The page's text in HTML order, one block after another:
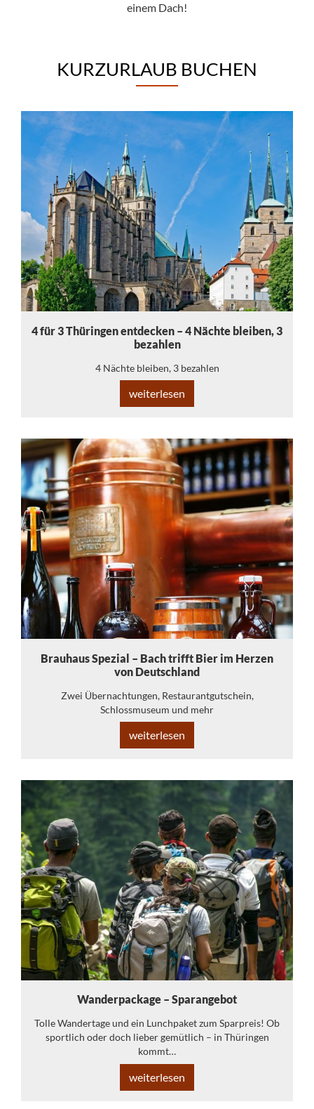
einem Dach!
KURZURLAUB BUCHEN
4 für 3 Thüringen entdecken – 4 Nächte bleiben, 3
bezahlen
4 Nächte bleiben, 3 bezahlen
weiterlesen
Brauhaus Spezial – Bach trifft Bier im Herzen
von Deutschland
Zwei Übernachtungen, Restaurantgutschein,
Schlossmuseum und mehr
weiterlesen
Wanderpackage – Sparangebot
Tolle Wandertage und ein Lunchpaket zum Sparpreis! Ob
sportlich oder doch lieber gemütlich – in Thüringen
kommt…
weiterlesen